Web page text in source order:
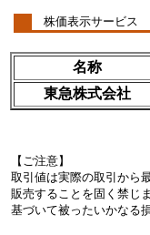
株価表示サービス
名称
東急株式会社
【ご注意】
取引値は実際の取引から
販売することを固く禁じ
基づいて被ったいかなる